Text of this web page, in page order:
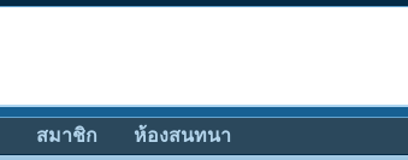
สมาชิก ห้องสนทนา